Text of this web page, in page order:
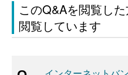
このQ&Aを閲覧し
閲覧しています